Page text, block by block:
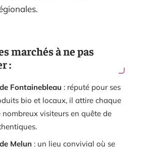
marchés à ne pas
:
Fontainebleau : réputé pour ses
bio et locaux, il attire chaque
nombreux visiteurs en quête de
Melun : un lieu convivial où se